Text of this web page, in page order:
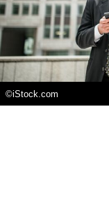
©️iStock.com